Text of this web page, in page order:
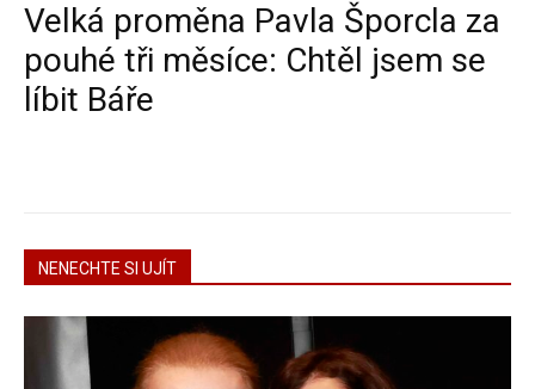
Velká proměna Pavla Šporcla za
pouhé tři měsíce: Chtěl jsem se
líbit Báře
NENECHTE SI UJÍT